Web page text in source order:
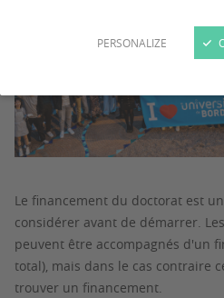
PERSONALIZE
Le financement du doctorat est
considérer avant de démarrer.
peuvent être accompagnés d'un
total), mais dans le cas contraire
trouver un financement.